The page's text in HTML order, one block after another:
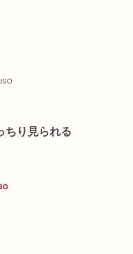
ちり見られる